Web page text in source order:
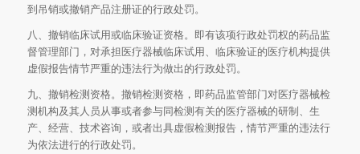
到吊销或撤销产品注册证的行政处罚。
八、撤销临床试用或临床验证资格。即有该项行政处罚权的药品监
督管理部门，对承担医疗器械临床试用、临床验证的医疗机构提供
虚假报告情节严重的违法行为做出的行政处罚。
九、撤销检测资格。撤销检测资格，即药品监管部门对医疗器械检
测机构及其人员从事或者参与同检测有关的医疗器械的研制、生
产、经营、技术咨询，或者出具虚假检测报告，情节严重的违法行
为依法进行的行政处罚。